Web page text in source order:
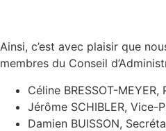
Ainsi, c’est avec plaisir que
membres du Conseil
Céline BRESSOT-MEYER,
Jérôme SCHIBLER, Vice-
Damien BUISSON,